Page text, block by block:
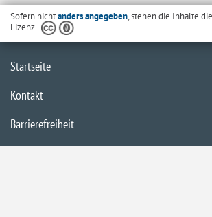
Sofern nichtanders angegeben, stehen die Inhalte
Lizenz
Startseite
Kontakt
Barrierefreiheit